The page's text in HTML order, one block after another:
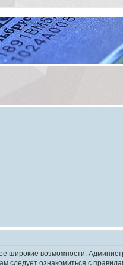
широкие возможности.
следует ознакомиться с